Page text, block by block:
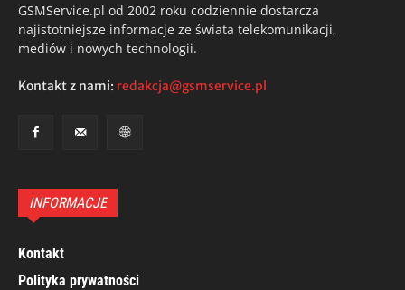
GSMService.pl od 2002 roku codziennie dostarcza
najistotniejsze informacje ze świata telekomunikacji,
mediów i nowych technologii.
Kontakt z nami: redakcja@gsmservice.pl
INFORMACJE
Kontakt
Polityka prywatności